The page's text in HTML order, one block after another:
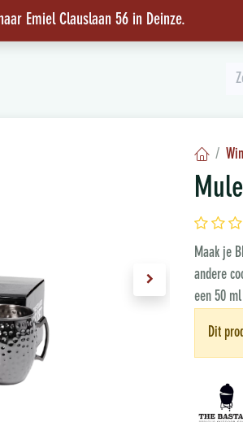
Emiel Clauslaan 56 in Deinze.
Maak je
andere
een 50
Dit